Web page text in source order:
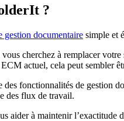
?
gestion documentaire simple et
cherchez à remplacer
actuel, cela peut sembler
fonctionnalités de gestion
des flux de travail.
aider à maintenir